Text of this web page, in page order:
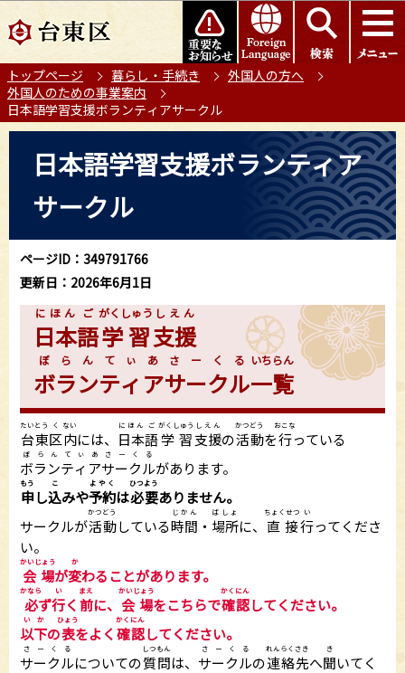
の
ー
ジ
の
このページの本文へ移動
トップページ 暮らし・手続き
外国人の方へ
外国人のための事業案内
日本語学習支援ボランティアサークル
ら
日本語学習支援ボランティア
サークル
ページID：349791766
更新日：2026年6月1日
日本
にほん
語
ご
学習
がくしゅう
支援
しえん
ボランティアサークル
ぼらんてぃあさーくる
一覧
いちらん
台東
たいとう
区
く
内
ない
には、 日本
にほん
語
ご
学習
がくしゅう
支援
しえん
の活動
かつどう
を行
おこな
っている
ボランティアサークル
ぼらんてぃあさーくる
があります。
申
もう
し込
こ
みや予約
よやく
は必要
ひつよう
ありません。
サークルが活動
かつどう
している時間
じかん
・ 場所
ばしょ
に、 直接
ちょくせつ
行
い
ってくださ
い。
会場
かいじょう
が変
か
わることがあります。
必
かなら
ず行
い
く前
まえ
に、 会場
かいじょう
をこちらで確認
かくにん
してください。
以下
いか
の表
ひょう
をよく確認
かくにん
してください。
サークル
さーくる
についての質問
しつもん
は、 サークル
さーくる
の連絡先
れんらくさき
へ聞
き
いてく